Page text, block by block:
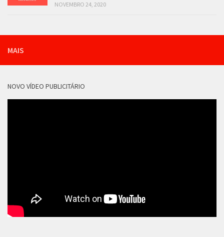
NOVEMBRO 24, 2020
MAIS
NOVO VÍDEO PUBLICITÁRIO